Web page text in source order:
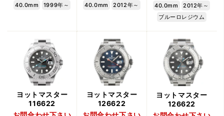
40.0mm
1999年～
40.0mm
2012年～
40.0mm
2012年～
ブルーロレジウム
ヨットマスター
116622
ヨットマスター
126622
ヨットマスター
126622